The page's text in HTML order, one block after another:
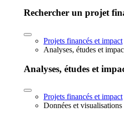
Rechercher un projet
Projets financés et impact
Analyses, études et
Analyses, études et
Projets financés et impact
Données et visualisations